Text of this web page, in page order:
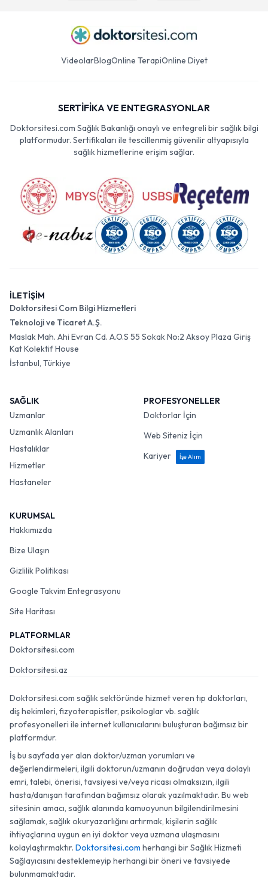
VideolarBlogOnline TerapiOnline Diyet
SERTİFİKA VE ENTEGRASYONLAR
Doktorsitesi.com Sağlık Bakanlığı onaylı ve entegreli bir sağlık bilgi
platformudur. Sertifikaları ile tescillenmiş güvenilir altyapısıyla
sağlık hizmetlerine erişim sağlar.
İLETİŞİM
Doktorsitesi Com Bilgi Hizmetleri
Teknoloji ve Ticaret A.Ş.
Maslak Mah. Ahi Evran Cd. A.O.S 55 Sokak No:2 Aksoy Plaza Giriş
Kat Kolektif House
İstanbul, Türkiye
SAĞLIK
Uzmanlar
Uzmanlık Alanları
Hastalıklar
Hizmetler
Hastaneler
PROFESYONELLER
Doktorlar İçin
Web Siteniz İçin
Kariyer
İşe Alım
KURUMSAL
Hakkımızda
Bize Ulaşın
Gizlilik Politikası
Google Takvim Entegrasyonu
Site Haritası
PLATFORMLAR
Doktorsitesi.com
Doktorsitesi.az
Doktorsitesi.com sağlık sektöründe hizmet veren tıp doktorları,
diş hekimleri, fizyoterapistler, psikologlar vb. sağlık
profesyonelleri ile internet kullanıcılarını buluşturan bağımsız bir
platformdur.
İş bu sayfada yer alan doktor/uzman yorumları ve
değerlendirmeleri, ilgili doktorun/uzmanın doğrudan veya dolaylı
emri, talebi, önerisi, tavsiyesi ve/veya ricası olmaksızın, ilgili
hasta/danışan tarafından bağımsız olarak yazılmaktadır. Bu web
sitesinin amacı, sağlık alanında kamuoyunun bilgilendirilmesini
sağlamak, sağlık okuryazarlığını artırmak, kişilerin sağlık
ihtiyaçlarına uygun en iyi doktor veya uzmana ulaşmasını
kolaylaştırmaktır. Doktorsitesi.com herhangi bir Sağlık Hizmeti
Sağlayıcısını desteklemeyip herhangi bir öneri ve tavsiyede
bulunmamaktadır.